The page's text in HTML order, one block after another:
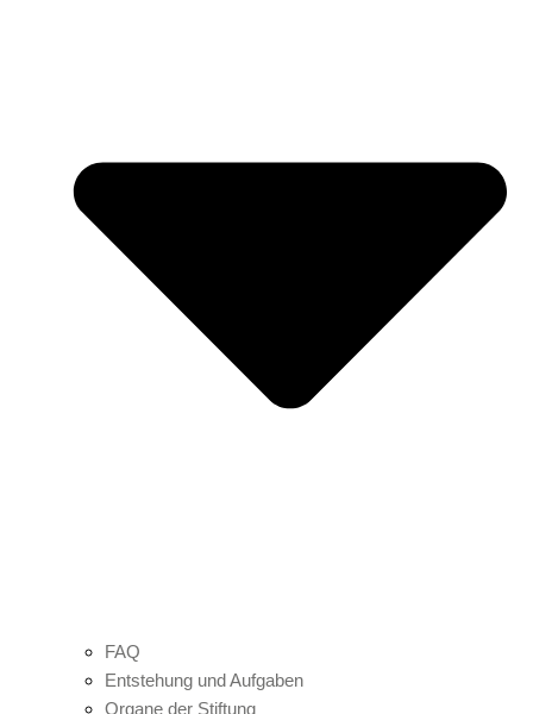
FAQ
Entstehung und Aufgaben
Organe der Stiftung